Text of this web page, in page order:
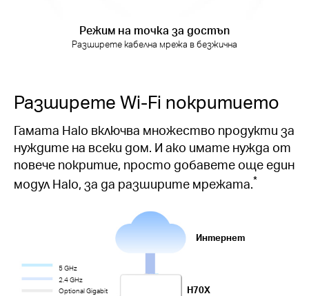
Режим на точка за достъп
Разширете кабелна мрежа в безжична
Разширете Wi-Fi покритието
Гамата Halo включва множество продукти за
нуждите на всеки дом. И ако имате нужда от
повече покритие, просто добавете още един
модул Halo, за да разширите мрежата.*
Интернет
H70X
5 GHz
2.4 GHz
Optional Gigabit